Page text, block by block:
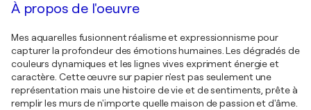
À propos de l'oeuvre
Mes aquarelles fusionnent réalisme et expressionnisme pour
capturer la profondeur des émotions humaines. Les dégradés de
couleurs dynamiques et les lignes vives expriment énergie et
caractère. Cette œuvre sur papier n'est pas seulement une
représentation mais une histoire de vie et de sentiments, prête à
remplir les murs de n'importe quelle maison de passion et d'âme.